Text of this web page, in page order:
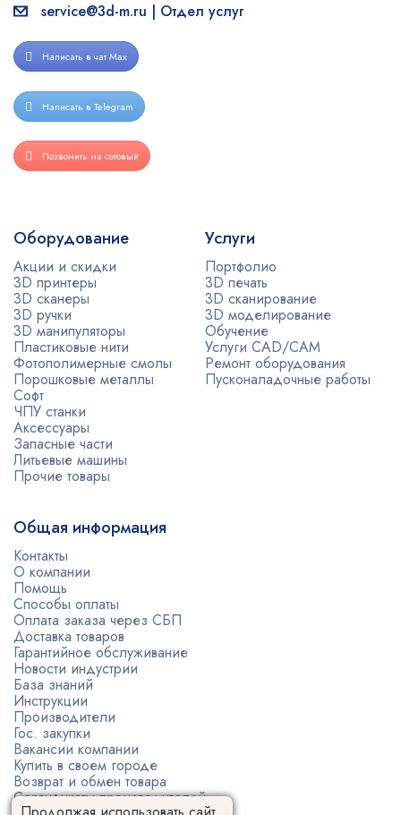
service@3d-m.ru | Отдел услуг
Написать в чат Max
Написать в Telegram
Позвонить на сотовый
Оборудование
Акции и скидки
3D принтеры
3D сканеры
3D ручки
3D манипуляторы
Пластиковые нити
Фотополимерные смолы
Порошковые металлы
Софт
ЧПУ станки
Аксессуары
Запасные части
Литьевые машины
Прочие товары
Услуги
Портфолио
3D печать
3D сканирование
3D моделирование
Обучение
Услуги CAD/CAM
Ремонт оборудования
Пусконаладочные работы
Общая информация
Контакты
О компании
Помощь
Способы оплаты
Оплата заказа через СБП
Доставка товаров
Гарантийное обслуживание
Новости индустрии
База знаний
Инструкции
Производители
Гос. закупки
Вакансии компании
Купить в своем городе
Возврат и обмен товара
Сертификаты производителей